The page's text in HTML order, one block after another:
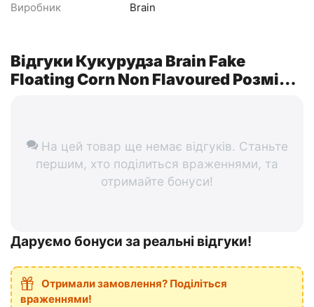
Виробник
Brain
Відгуки Кукурудза Brain Fake
Floating Corn Non Flavoured Розмір-
На цей товар ще немає відгуків. Станьте
першим, хто поділиться враженнями, та
отримайте бонуси!
Даруємо бонуси за реальні відгуки!
Отримали замовлення? Поділіться
враженнями!